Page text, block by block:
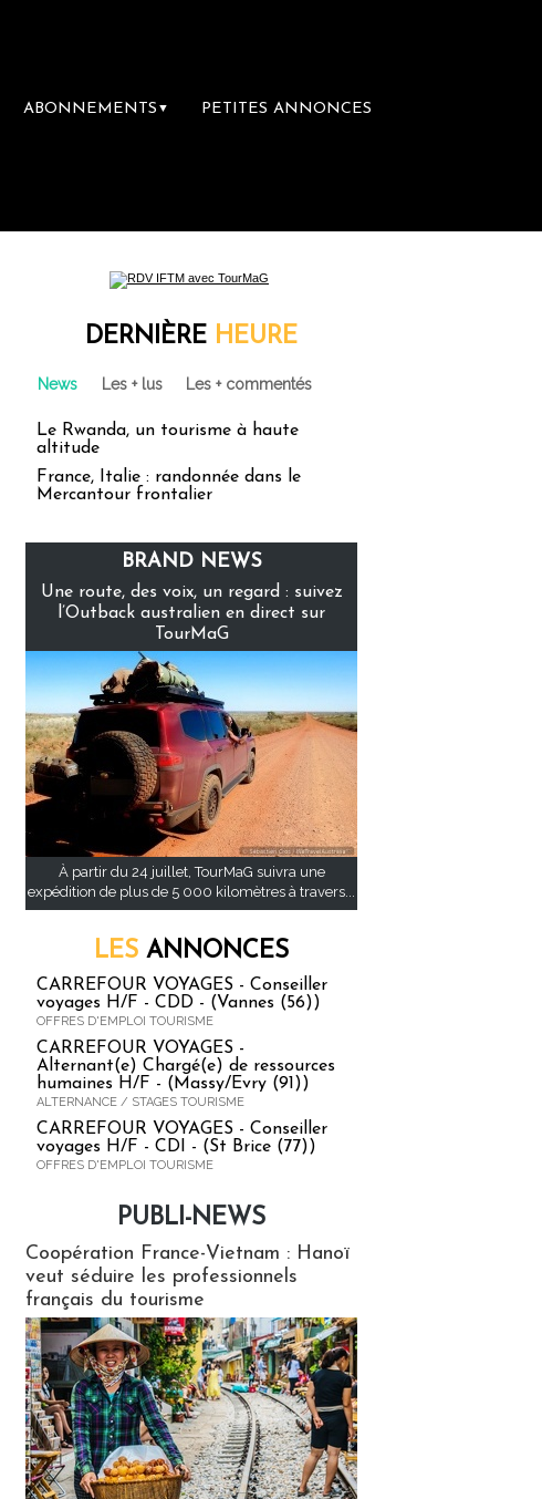
ABONNEMENTS ▼ PETITES ANNONCES
DERNIÈRE HEURE
News Les + lus Les + commentés
Le Rwanda, un tourisme à haute
altitude
France, Italie : randonnée dans le
Mercantour frontalier
BRAND NEWS
Une route, des voix, un regard : suivez
l’Outback australien en direct sur
TourMaG
À partir du 24 juillet, TourMaG suivra une
expédition de plus de 5 000 kilomètres à travers...
LES ANNONCES
CARREFOUR VOYAGES - Conseiller
voyages H/F - CDD - (Vannes (56))
OFFRES D'EMPLOI TOURISME
CARREFOUR VOYAGES -
Alternant(e) Chargé(e) de ressources
humaines H/F - (Massy/Evry (91))
ALTERNANCE / STAGES TOURISME
CARREFOUR VOYAGES - Conseiller
voyages H/F - CDI - (St Brice (77))
OFFRES D'EMPLOI TOURISME
PUBLI-NEWS
Coopération France-Vietnam : Hanoï
veut séduire les professionnels
français du tourisme